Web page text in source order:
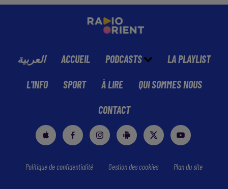
العربية ACCUEIL PODCASTS LA PLAYLIST
L'INFO SPORT À LIRE QUI SOMMES NOUS
CONTACT
Politique de confidentialité Gestion des cookies Plan du site